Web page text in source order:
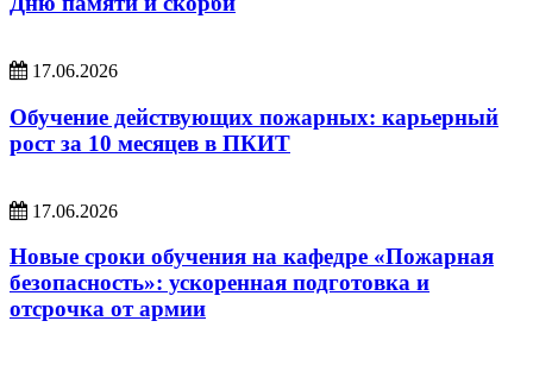
17.06.2026
Обучение действующих пожарных: карьерный
рост за 10 месяцев в ПКИТ
17.06.2026
Новые сроки обучения на кафедре «Пожарная
безопасность»: ускоренная подготовка и
отсрочка от армии